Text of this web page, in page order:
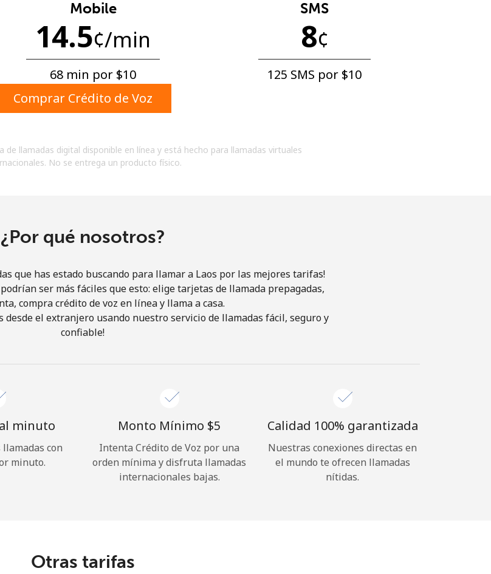
No se ha creado una contraseña
8 caracteres
mayúscula y una minúscula
especial
con estos
Términos y condiciones.
Únete
¡Hola!
Iniciar Sesión
Mobile
14.5¢/min
68 min por ⁦$10⁩
SMS
8¢
125 SMS por ⁦$10⁩
Comprar Crédito de Voz
de llamadas digital disponible en línea y está hecho para llamadas virtuales
No se entrega un producto físico.
¿Por qué nosotros?
que has estado buscando para llamar a Laos por las mejores tarifas!
ser más fáciles que esto: elige tarjetas de llamada prepagadas,
compra crédito de voz en línea y llama a casa.
desde el extranjero usando nuestro servicio de llamadas fácil, seguro y
confiable!
minuto
con
minuto.
Monto Mínimo ⁦$5⁩
Intenta Crédito de Voz por una
orden mínima y disfruta llamadas
internacionales bajas.
Calidad 100% garantizada
Nuestras conexiones directas en
el mundo te ofrecen llamadas
nítidas.
Otras tarifas